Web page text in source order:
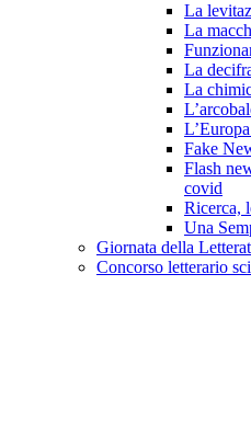
La
La
La
La
Fake
Flash
covid
Ricerca,
Una
Giornata della
Concorso letterario